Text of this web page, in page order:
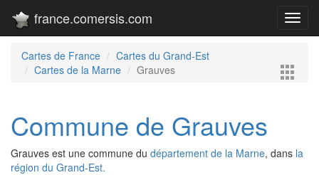
france.comersis.com
Cartes de France
Cartes du Grand-Est
Cartes de la Marne
Grauves
Commune de Grauves
Grauves est une commune du département de la Marne, dans la
région du Grand-Est.